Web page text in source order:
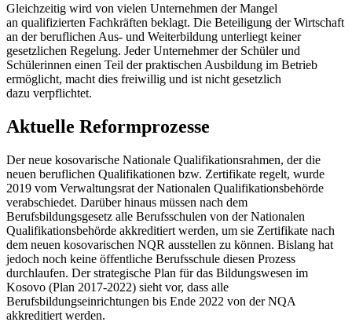
Gleichzeitig wird von vielen Unternehmen der Mangel
an qualifizierten Fachkräften beklagt. Die Beteiligung der Wirtschaft
an der beruflichen Aus- und Weiterbildung unterliegt keiner
gesetzlichen Regelung. Jeder Unternehmer der Schüler und
Schülerinnen einen Teil der praktischen Ausbildung im Betrieb
ermöglicht, macht dies freiwillig und ist nicht gesetzlich
dazu verpflichtet.
Aktuelle Reformprozesse
Der neue kosovarische Nationale Qualifikationsrahmen, der die
neuen beruflichen Qualifikationen bzw. Zertifikate regelt, wurde
2019 vom Verwaltungsrat der Nationalen Qualifikationsbehörde
verabschiedet. Darüber hinaus müssen nach dem
Berufsbildungsgesetz alle Berufsschulen von der Nationalen
Qualifikationsbehörde akkreditiert werden, um sie Zertifikate nach
dem neuen kosovarischen NQR ausstellen zu können. Bislang hat
jedoch noch keine öffentliche Berufsschule diesen Prozess
durchlaufen. Der strategische Plan für das Bildungswesen im
Kosovo (Plan 2017-2022) sieht vor, dass alle
Berufsbildungseinrichtungen bis Ende 2022 von der NQA
akkreditiert werden.